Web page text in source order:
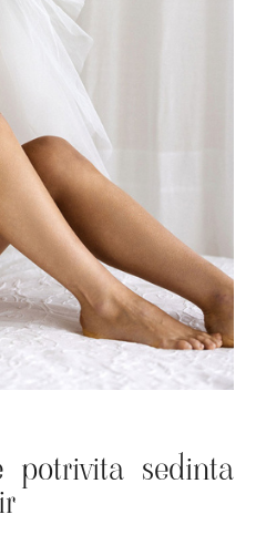
potrivita sedinta